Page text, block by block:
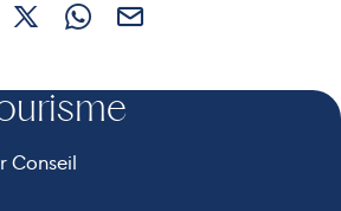
sur Facebook (nouvelle fenêtre)
Partager sur X / Twitter (nouvelle
Partager sur WhatsApp
Partager par mail
Conseil